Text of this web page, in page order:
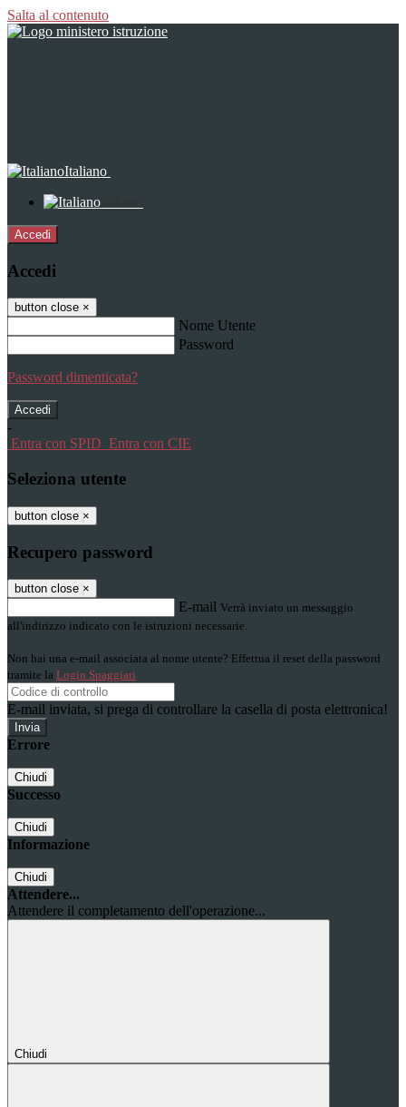
Salta al contenuto
Italiano
Accedi
Accedi
button close ×
Nome Utente
Password
Password dimenticata?
-
Entra con SPID Entra con CIE
Seleziona utente
button close ×
Recupero password
button close ×
E-mail Verrà inviato un messaggio
all'indirizzo indicato con le istruzioni necessarie.
Non hai una e-mail associata al nome utente? Effettua il reset della password
tramite la Login Spaggiari
E-mail inviata, si prega di controllare la casella di posta elettronica!
Errore
Chiudi
Successo
Chiudi
Informazione
Chiudi
Attendere...
Attendere il completamento dell'operazione...
Chiudi